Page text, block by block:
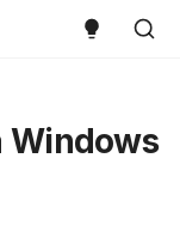
Windows